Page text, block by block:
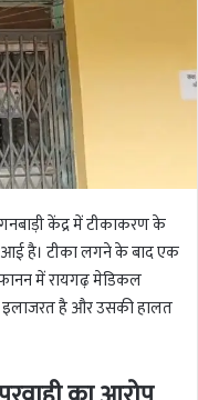
केंद्र में टीकाकरण के
आई है। टीका लगने के बाद एक
में रायगढ़ मेडिकल
इलाजरत है और उसकी हालत